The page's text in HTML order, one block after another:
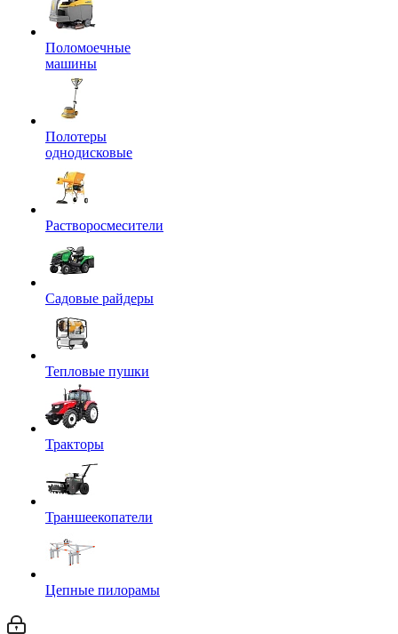
Поломоечные
машины
Полотеры
однодисковые
Растворосмесители
Садовые райдеры
Тепловые пушки
Тракторы
Траншеекопатели
Цепные пилорамы